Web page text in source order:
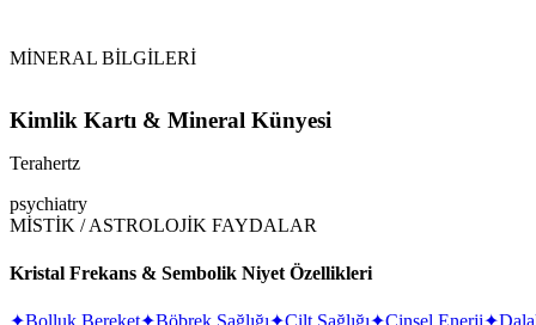
MİNERAL BİLGİLERİ
Kimlik Kartı & Mineral Künyesi
Terahertz
psychiatry
MİSTİK / ASTROLOJİK FAYDALAR
Kristal Frekans & Sembolik Niyet Özellikleri
✦Bolluk Bereket✦Böbrek Sağlığı✦Cilt Sağlığı✦Cinsel Enerji✦